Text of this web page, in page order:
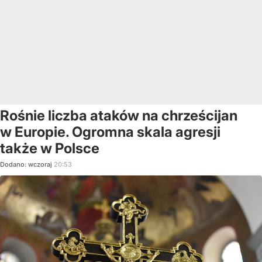
Rośnie liczba ataków na chrześcijan
w Europie. Ogromna skala agresji
także w Polsce
Dodano: wczoraj 20:53